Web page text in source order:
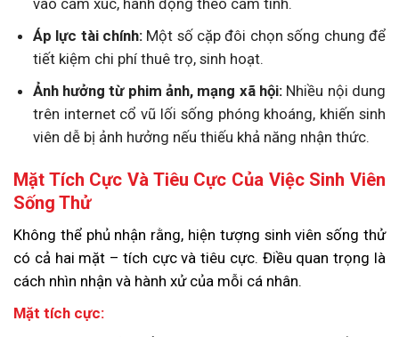
Áp lực tài chính:Một số cặp đôi chọn sống chung để
tiết kiệm chi phí thuê trọ, sinh hoạt.
Ảnh hưởng từ phim ảnh, mạng xã hội: Nhiều nội dung
trên internet cổ vũ lối sống phóng khoáng, khiến sinh
viên dễ bị ảnh hưởng nếu thiếu khả năng nhận thức.
Mặt Tích Cực Và Tiêu Cực Của Việc Sinh Viên
Sống Thử
Không thể phủ nhận rằng, hiện tượng sinh viên sống thử
có cả hai mặt – tích cực và tiêu cực. Điều quan trọng là
cách nhìn nhận và hành xử của mỗi cá nhân.
Mặt tích cực: